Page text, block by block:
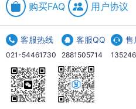
购买FAQ 用户协议
客服热线
021-54461730
客服QQ
2881505714
售